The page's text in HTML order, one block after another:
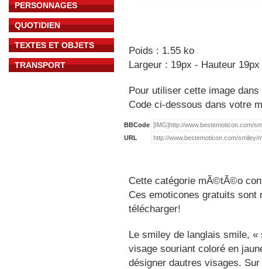
PERSONNAGES
QUOTIDIEN
TEXTES ET OBJETS
TRANSPORT
Poids : 1.55 ko
Largeur : 19px - Hauteur 19px
Pour utiliser cette image
Code ci-dessous dans votre
BBCode
URL
Cette catégorie mÃ©tÃ©o
Ces emoticones gratuits
télécharger!
Le smiley de langlais smile,
visage souriant coloré en
désigner dautres visages.